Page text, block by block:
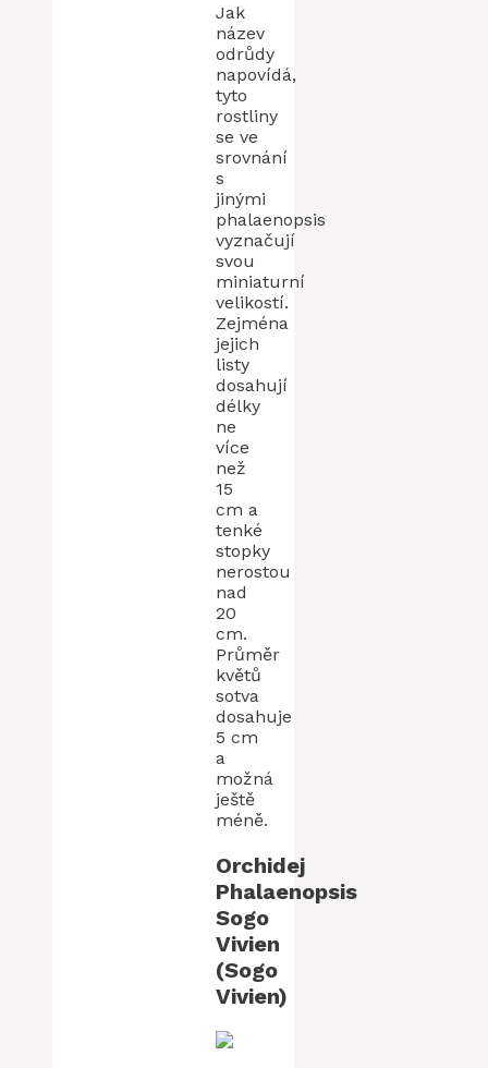
Jak
název
odrůdy
napovídá,
tyto
rostliny
se ve
srovnání
s
jinými
phalaenopsis
vyznačují
svou
miniaturní
velikostí.
Zejména
jejich
listy
dosahují
délky
ne
více
než
15
cm a
tenké
stopky
nerostou
nad
20
cm.
Průměr
květů
sotva
dosahuje
5 cm
a
možná
ještě
méně.
Orchidej
Phalaenopsis
Sogo
Vivien
(Sogo
Vivien)